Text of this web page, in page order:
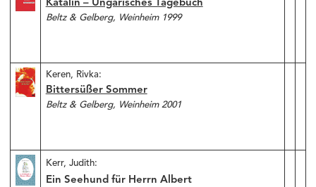
Katalin – Ungarisches Tagebuch
Beltz & Gelberg, Weinheim 1999
Keren, Rivka:
Bittersüßer Sommer
Beltz & Gelberg, Weinheim 2001
Kerr, Judith:
Ein Seehund für Herrn Albert